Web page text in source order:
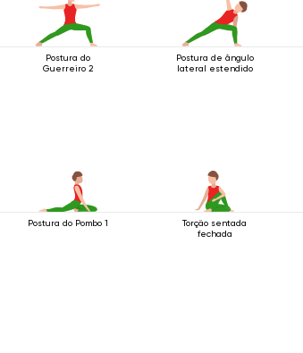
Postura do
Guerreiro 2
Postura de ângulo
lateral estendido
Postura do Pombo 1
Torção sentada
fechada